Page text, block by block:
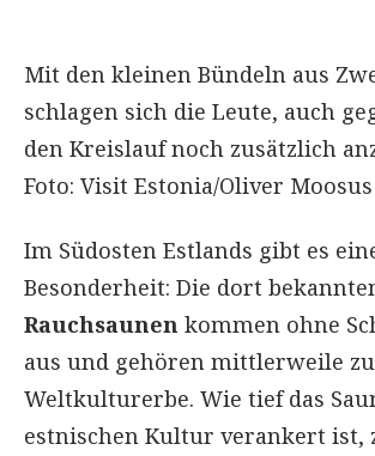
Mit den kleinen Bündeln aus
schlagen sich die Leute, auch
den Kreislauf noch zusätzlich
Foto: Visit Estonia/Oliver Moosus
Im Südosten Estlands gibt es
Besonderheit: Die dort
Rauchsaunen kommen ohne
aus und gehören mittlerweile
Weltkulturerbe. Wie tief das
estnischen Kultur verankert ist,